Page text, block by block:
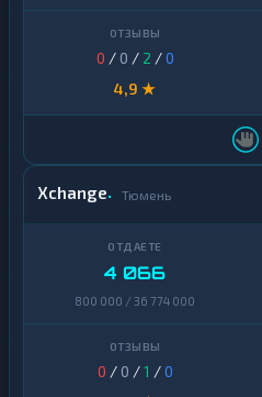
0 / 0 / 2 /0
4,9 ★
Xchange Тюмень
4 066
800 000 / 36 774 000
0 / 0 /1 /0